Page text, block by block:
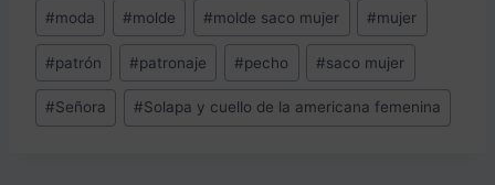
#moda #molde #molde saco mujer #mujer
#patrón #patronaje #pecho #saco mujer
#Señora #Solapa y cuello de la americana femenina